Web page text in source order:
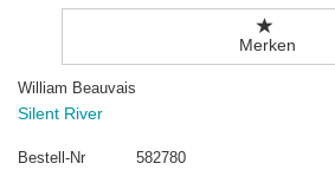
Merken
William Beauvais
Silent River
Bestell-Nr
582780